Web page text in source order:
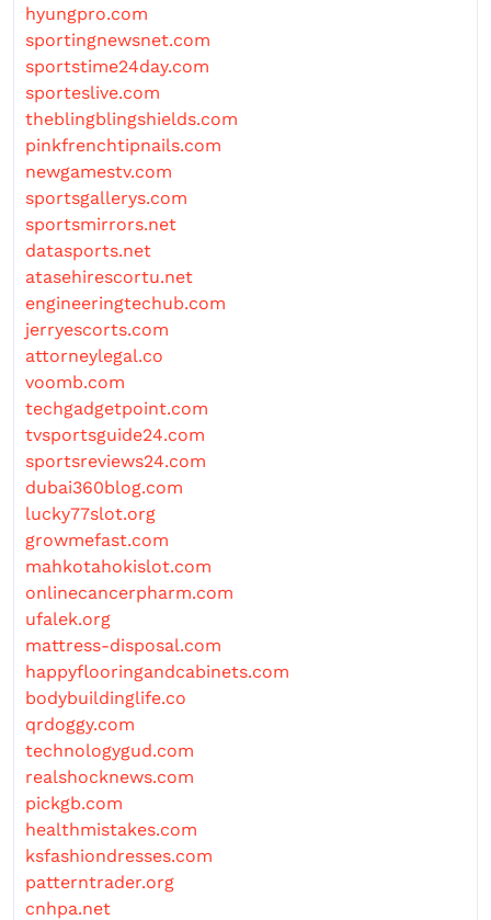
hyungpro.com
sportingnewsnet.com
sportstime24day.com
sporteslive.com
theblingblingshields.com
pinkfrenchtipnails.com
newgamestv.com
sportsgallerys.com
sportsmirrors.net
datasports.net
atasehirescortu.net
engineeringtechub.com
jerryescorts.com
attorneylegal.co
voomb.com
techgadgetpoint.com
tvsportsguide24.com
sportsreviews24.com
dubai360blog.com
lucky77slot.org
growmefast.com
mahkotahokislot.com
onlinecancerpharm.com
ufalek.org
mattress-disposal.com
happyflooringandcabinets.com
bodybuildinglife.co
qrdoggy.com
technologygud.com
realshocknews.com
pickgb.com
healthmistakes.com
ksfashiondresses.com
patterntrader.org
cnhpa.net